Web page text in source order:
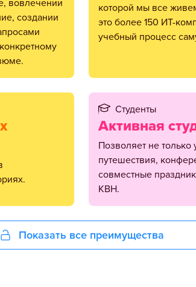
создании
которой мы все
это более 150 ИТ-
учебный процесс
Студенты
Активная
позволяет не только учиться, но и не выгорать:
путешествия,
совместные
КВН.
Показать все преимущества